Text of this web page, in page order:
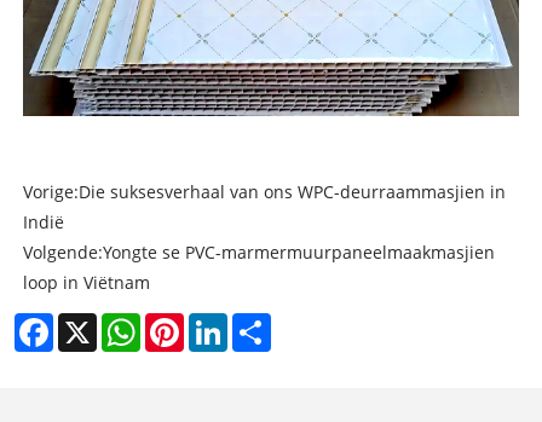
Vorige:Die suksesverhaal van ons WPC-deurraammasjien in
Indië
Volgende:Yongte se PVC-marmermuurpaneelmaakmasjien
loop in Viëtnam
Facebook
X WhatsAppPinterestLinkedIn